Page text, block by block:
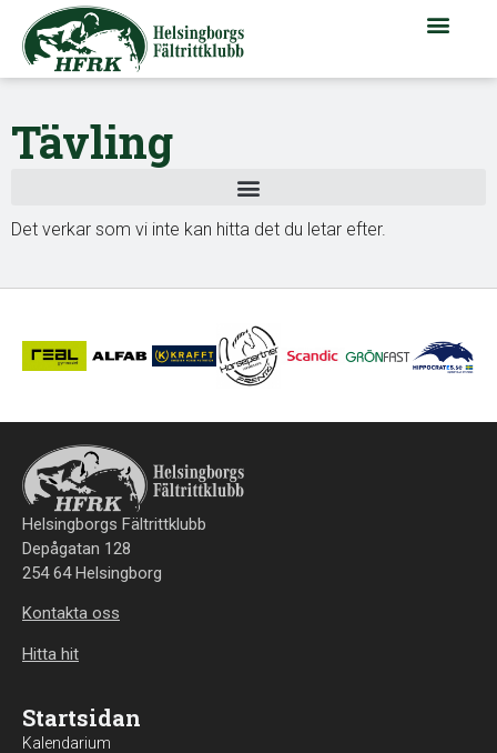
Tävling
Det verkar som vi inte kan hitta det du letar efter.
Helsingborgs Fältrittklubb
Depågatan 128
254 64 Helsingborg
Kontakta oss
Hitta hit
Startsidan
Kalendarium